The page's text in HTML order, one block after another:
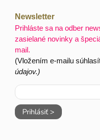
Newsletter
Prihláste sa na odber
zasielané novinky a
mail.
(Vložením e-mailu
údajov.)
Prihlásiť >